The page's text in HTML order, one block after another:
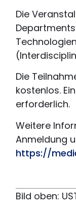
Die
Die
kostenlos.
erforderlich.
Weitere
Anmeldung
https://
Bild oben: